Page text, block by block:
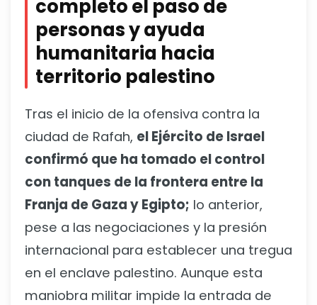
completo el paso de
personas y ayuda
humanitaria hacia
territorio palestino
Tras el inicio de la ofensiva contra la
ciudad de Rafah, el Ejército de Israel
confirmó que ha tomado el control
con tanques de la frontera entre la
Franja de Gaza y Egipto; lo anterior,
pese a las negociaciones y la presión
internacional para establecer una tregua
en el enclave palestino. Aunque esta
maniobra militar impide la entrada de